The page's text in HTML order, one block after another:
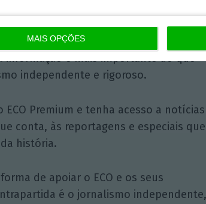
MAIS OPÇÕES
o ECO Premium
informação é mais importante do que
independente e rigoroso.
ECO Premium e tenha acesso a notícias
conta, às reportagens e especiais que
história.
de apoiar o ECO e os seus
é o jornalismo independente,